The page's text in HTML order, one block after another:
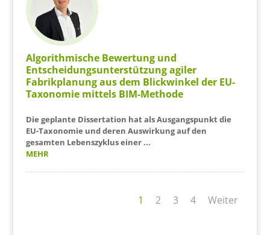
Algorithmische Bewertung und
Entscheidungsunterstützung agiler
Fabrikplanung aus dem Blickwinkel der EU-
Taxonomie mittels BIM-Methode
Die geplante Dissertation hat als Ausgangspunkt die
EU-Taxonomie und deren Auswirkung auf den
gesamten Lebenszyklus einer ...
MEHR
1 2 3 4 Weiter